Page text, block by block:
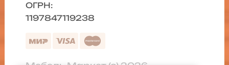
ОГРН:
1197847119238